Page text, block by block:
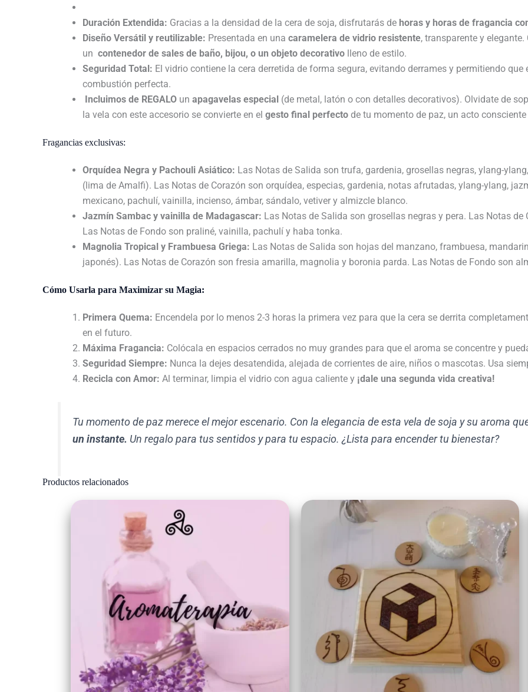
Duración Extendida: Gracias a la densidad de la cera de soja, disfrutarás de horas y horas de fragancia
Diseño Versátil y reutilizable: Presentada en una caramelera de vidrio resistente, transparente y
un contenedor de sales de baño, bijou, o un objeto decorativo lleno de estilo.
Seguridad Total: El vidrio contiene la cera derretida de forma segura, evitando derrames y permitiendo
combustión perfecta.
Incluimos de REGALO un apagavelas especial (de metal, latón o con detalles decorativos). Olvidate de
la vela con este accesorio se convierte en el gesto final perfecto de tu momento de paz, un acto
Fragancias exclusivas:
Orquídea Negra y Pachouli Asiático: Las Notas de Salida son trufa, gardenia, grosellas negras, ylang-
(lima de Amalfi). Las Notas de Corazón son orquídea, especias, gardenia, notas afrutadas, ylang-ylang,
mexicano, pachulí, vainilla, incienso, ámbar, sándalo, vetiver y almizcle blanco.
Jazmín Sambac y vainilla de Madagascar: Las Notas de Salida son grosellas negras y pera. Las Notas
Las Notas de Fondo son praliné, vainilla, pachulí y haba tonka.
Magnolia Tropical y Frambuesa Griega: Las Notas de Salida son hojas del manzano, frambuesa,
japonés). Las Notas de Corazón son fresia amarilla, magnolia y boronia parda. Las Notas de Fondo son
Cómo Usarla para Maximizar su Magia:
Primera Quema: Encendela por lo menos 2-3 horas la primera vez para que la cera se derrita
en el futuro.
Máxima Fragancia: Colócala en espacios cerrados no muy grandes para que el aroma se concentre y
Seguridad Siempre: Nunca la dejes desatendida, alejada de corrientes de aire, niños o mascotas. Usa
Recicla con Amor: Al terminar, limpia el vidrio con agua caliente y ¡dale una segunda vida creativa!
Tu momento de paz merece el mejor escenario. Con la elegancia de esta vela de soja y su aroma
un instante. Un regalo para tus sentidos y para tu espacio. ¿Lista para encender tu bienestar?
Productos relacionados